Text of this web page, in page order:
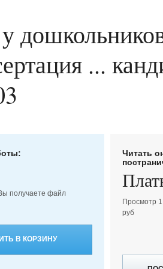
...
получаете файл
В КОРЗИНУ
Читать
Просмотр
руб